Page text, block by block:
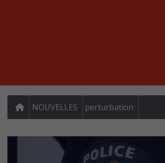
NOUVELLES perturbation